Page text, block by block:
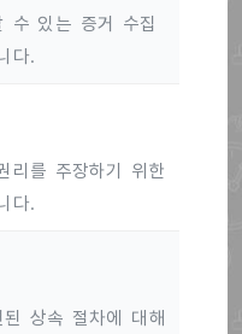
수 있는 증거 수집
다.
리를 주장하기 위한
다.
상속 절차에 대해